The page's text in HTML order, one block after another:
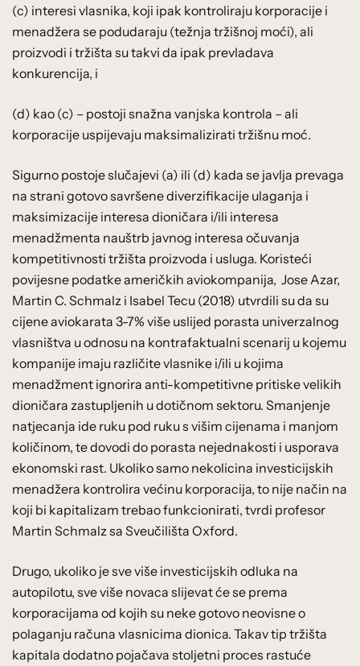
(c) interesi vlasnika, koji ipak kontroliraju korporacije i
menadžera se podudaraju (težnja tržišnoj moći), ali
proizvodi i tržišta su takvi da ipak prevladava
konkurencija, i
(d) kao (c) – postoji snažna vanjska kontrola – ali
korporacije uspijevaju maksimalizirati tržišnu moć.
Sigurno postoje slučajevi (a) ili (d) kada se javlja prevaga
na strani gotovo savršene diverzifikacije ulaganja i
maksimizacije interesa dioničara i/ili interesa
menadžmenta nauštrb javnog interesa očuvanja
kompetitivnosti tržišta proizvoda i usluga. Koristeći
povijesne podatke američkih aviokompanija, Jose Azar,
Martin C. Schmalz i Isabel Tecu (2018) utvrdili su da su
cijene aviokarata 3-7% više uslijed porasta univerzalnog
vlasništva u odnosu na kontrafaktualni scenarij u kojemu
kompanije imaju različite vlasnike i/ili u kojima
menadžment ignorira anti-kompetitivne pritiske velikih
dioničara zastupljenih u dotičnom sektoru. Smanjenje
natjecanja ide ruku pod ruku s višim cijenama i manjom
količinom, te dovodi do porasta nejednakosti i usporava
ekonomski rast. Ukoliko samo nekolicina investicijskih
menadžera kontrolira većinu korporacija, to nije način na
koji bi kapitalizam trebao funkcionirati, tvrdi profesor
Martin Schmalz sa Sveučilišta Oxford.
Drugo, ukoliko je sve više investicijskih odluka na
autopilotu, sve više novaca slijevat će se prema
korporacijama od kojih su neke gotovo neovisne o
polaganju računa vlasnicima dionica. Takav tip tržišta
kapitala dodatno pojačava stoljetni proces rastuće